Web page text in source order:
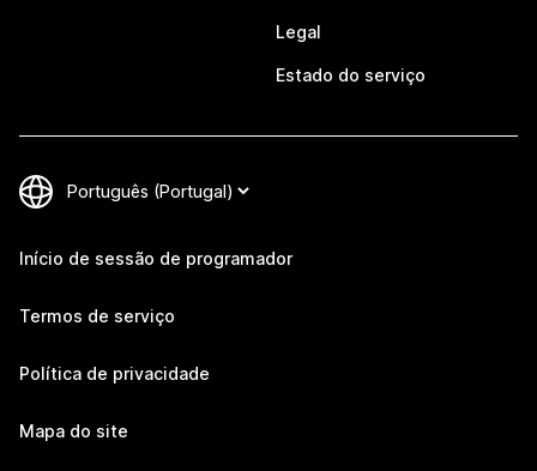
Legal
Estado do serviço
Início de sessão de programador
Termos de serviço
Política de privacidade
Mapa do site